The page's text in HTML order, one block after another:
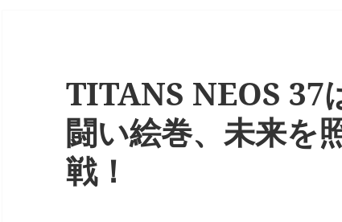
TITANS NEOS 37
闘い絵巻、未来を
戦！